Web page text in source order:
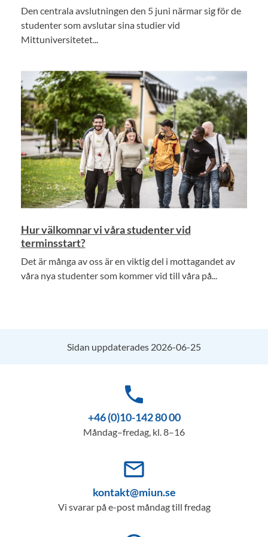
Den centrala avslutningen den 5 juni närmar sig för de
studenter som avslutar sina studier vid
Mittuniversitetet...
Hur välkomnar vi våra studenter vid
terminsstart?
Det är många av oss är en viktig del i mottagandet av
våra nya studenter som kommer vid till våra på...
Sidan uppdaterades 2026-06-25
phone
+46 (0)10-142 80 00
Måndag–fredag, kl. 8–16
mail_outline
kontakt@miun.se
Vi svarar på e-post måndag till fredag